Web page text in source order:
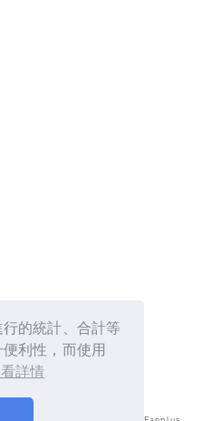
的統計、合計等
利性，而使用
詳情